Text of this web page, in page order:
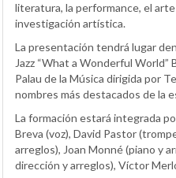
literatura, la performance, el
investigación artística.
La presentación tendrá lugar
Jazz “What a Wonderful World”
Palau de la Música dirigida por
nombres más destacados de la
La formación estará integrada
Breva (voz), David Pastor
arreglos), Joan Monné (piano y
dirección y arreglos), Víctor